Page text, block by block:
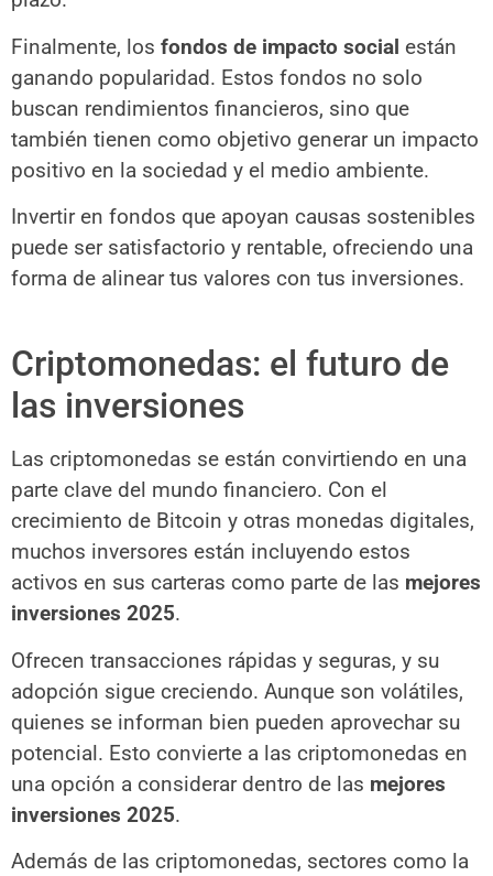
Finalmente, los fondos de impacto social están
ganando popularidad. Estos fondos no solo
buscan rendimientos financieros, sino que
también tienen como objetivo generar un impacto
positivo en la sociedad y el medio ambiente.
Invertir en fondos que apoyan causas sostenibles
puede ser satisfactorio y rentable, ofreciendo una
forma de alinear tus valores con tus inversiones.
Criptomonedas: el futuro de
las inversiones
Las criptomonedas se están convirtiendo en una
parte clave del mundo financiero. Con el
crecimiento de Bitcoin y otras monedas digitales,
muchos inversores están incluyendo estos
activos en sus carteras como parte de las mejores
inversiones 2025.
Ofrecen transacciones rápidas y seguras, y su
adopción sigue creciendo. Aunque son volátiles,
quienes se informan bien pueden aprovechar su
potencial. Esto convierte a las criptomonedas en
una opción a considerar dentro de las mejores
inversiones 2025.
Además de las criptomonedas, sectores como la